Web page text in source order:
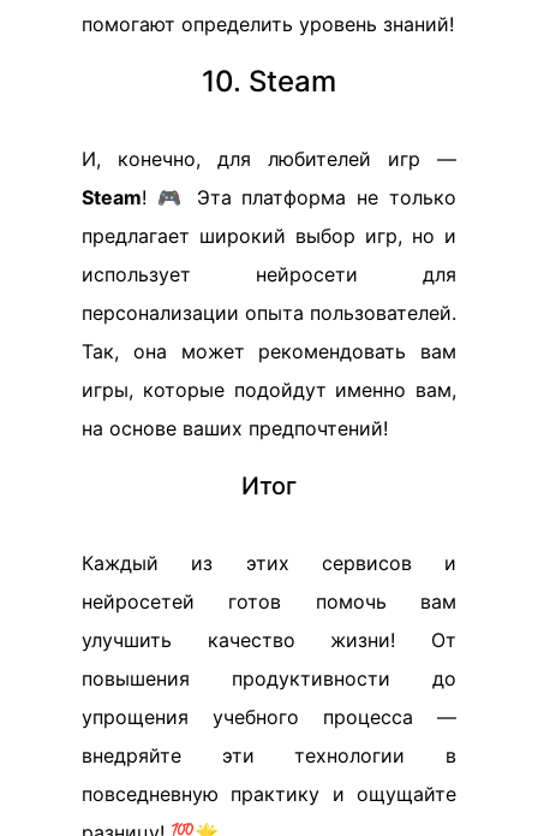
помогают определить уровень знаний!
10. Steam
И, конечно, для любителей игр —
Steam! 🎮 Эта платформа не только
предлагает широкий выбор игр, но и
использует нейросети для
персонализации опыта пользователей.
Так, она может рекомендовать вам
игры, которые подойдут именно вам,
на основе ваших предпочтений!
Итог
Каждый из этих сервисов и
нейросетей готов помочь вам
улучшить качество жизни! От
повышения продуктивности до
упрощения учебного процесса —
внедряйте эти технологии в
повседневную практику и ощущайте